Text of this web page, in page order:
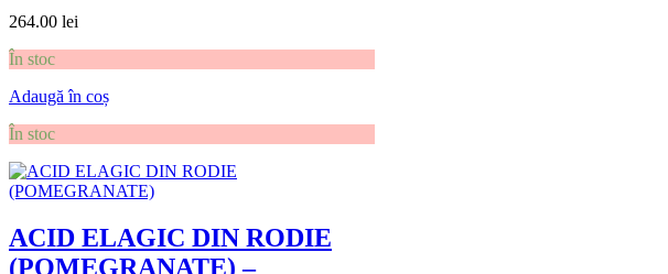
264.00 lei
În stoc
Adaugă în coș
În stoc
ACID ELAGIC DIN RODIE
(POMEGRANATE) –